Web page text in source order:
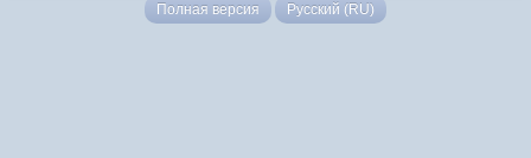
Полная версия Русский (RU)